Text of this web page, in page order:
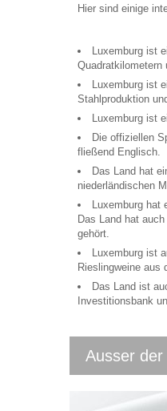
Hier sind einige
Luxemburg ist
Quadratkilometern
Luxemburg ist
Stahlproduktion
Luxemburg ist
Die offiziellen
fließend Englisch.
Das Land hat
niederländischen
Luxemburg hat
Das Land hat
gehört.
Luxemburg ist
Rieslingweine aus
Das Land ist
Investitionsbank
Ausser